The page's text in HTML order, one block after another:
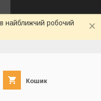
найближчий робочий
Кошик